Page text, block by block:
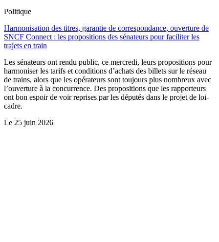
Politique
Harmonisation des titres, garantie de correspondance, ouverture de
SNCF Connect : les propositions des sénateurs pour faciliter les
trajets en train
Les sénateurs ont rendu public, ce mercredi, leurs propositions pour
harmoniser les tarifs et conditions d’achats des billets sur le réseau
de trains, alors que les opérateurs sont toujours plus nombreux avec
l’ouverture à la concurrence. Des propositions que les rapporteurs
ont bon espoir de voir reprises par les députés dans le projet de loi-
cadre.
Le 25 juin 2026